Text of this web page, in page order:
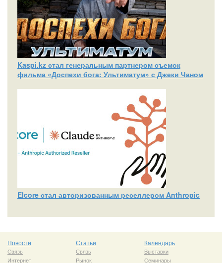
Kaspi.kz стал генеральным партнером съемок
фильма «Доспехи бога: Ультиматум» с Джеки Чаном
Elcore стал авторизованным реселлером Anthropic
Новости
Связь
Интернет
Статьи
Связь
Рынок
Календарь
Выставки
Семинары